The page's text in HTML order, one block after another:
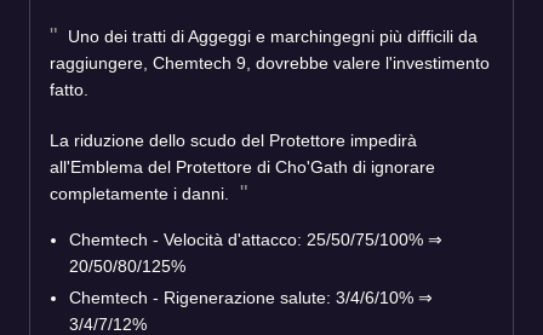
Uno dei tratti di Aggeggi e marchingegni più difficili da
raggiungere, Chemtech 9, dovrebbe valere l'investimento
fatto.
La riduzione dello scudo del Protettore impedirà
all'Emblema del Protettore di Cho'Gath di ignorare
completamente i danni.
Chemtech - Velocità d'attacco: 25/50/75/100% ⇒
20/50/80/125%
Chemtech - Rigenerazione salute: 3/4/6/10% ⇒
3/4/7/12%